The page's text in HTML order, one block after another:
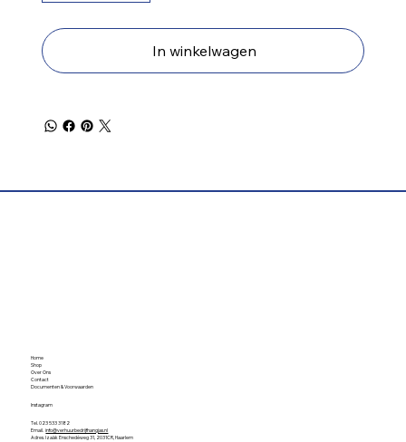
In winkelwagen
Home
Shop
Over Ons
Contact
Documenten & Voorwaarden
Instagram
Tel. 023 533 3182
Email.info@verhuurbedrijfhangjas.nl
Adres. Izaäk Enschedéweg 31, 2031CR, Haarlem